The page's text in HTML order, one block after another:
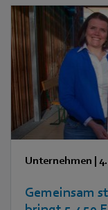
Unternehmen |
Gemeinsam